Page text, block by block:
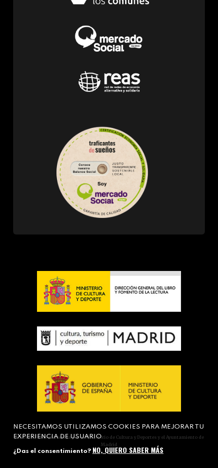
Actividad subvencionada por el Ministerio de Cultura y Deportes y el Ayuntamiento de
Madrid
NECESITAMOS UTILIZAMOS COOKIES PARA MEJORAR TU
EXPERIENCIA DE USUARIO
¿Das el consentimiento? NO, QUIERO SABER MÁS